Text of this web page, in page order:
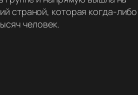
страной, которая когда-либо
человек.